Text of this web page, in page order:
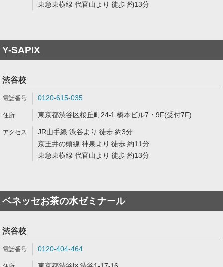
東急東横線 代官山より 徒歩 約13分
Y-SAPIX
渋谷校
0120-615-035
東京都渋谷区桜丘町24-1 橋本ビル7・9F(受付7F)
JR山手線 渋谷より 徒歩 約3分
京王井の頭線 神泉より 徒歩 約11分
東急東横線 代官山より 徒歩 約13分
ベネッセお茶の水ゼミナール
渋谷校
0120-404-464